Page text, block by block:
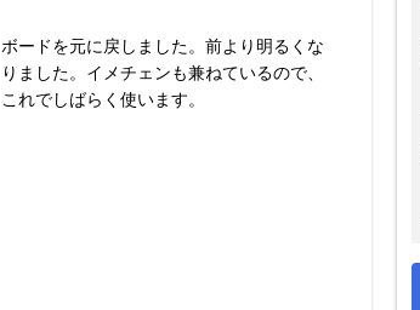
ボードを元に戻しました。前より明るくな
りました。イメチェンも兼ねているので、
これでしばらく使います。